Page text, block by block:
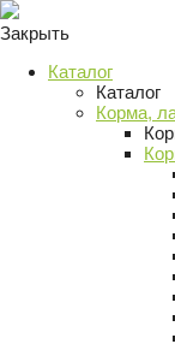
Закрыть
Каталог
Каталог
Корма,